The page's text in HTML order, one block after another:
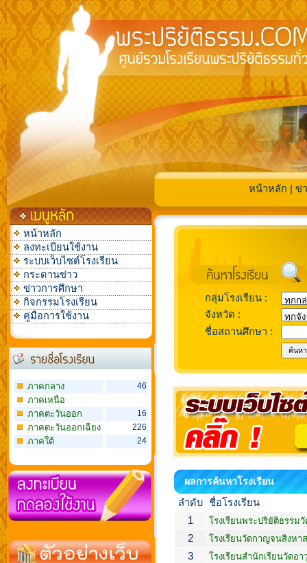
หน้าหลัก ข่
หน้าหลัก
ลงทะเบียนใช้งาน
ระบบเว็บไซต์โรงเรียน
กระดานข่าว
ข่าวการศึกษา
กิจกรรมโรงเรียน
คู่มือการใช้งาน
ภาคกลาง 46
ภาคเหนือ
ภาคตะวันออก
16
ภาคตะวันออกเฉียง
เหนือ
226
ภาคใต้ 24
กลุ่มโรงเรียน :
จังหวัด :
ชื่อสถานศึกษา :
ผลการค้นหาโรงเรียน
ลำดับ
ชื่อโรงเรียน
1
โรงเรียนพระปริยัติธรรม
2 โรงเรียนวัดกาญจนสิงหา
3 โรงเรียนสำนักเรียนวัดอ